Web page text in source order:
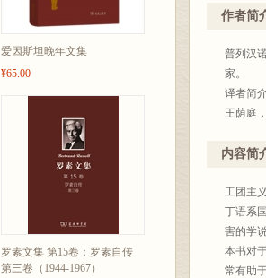
爱因斯坦晚年文集
¥65.00
罗素文集 第15卷：罗素自传
第三卷（1944-1967）
作者简
普列汉
家。
译者简
王荫庭
内容简
工团主
丁语系
害的学
本书对
常有助